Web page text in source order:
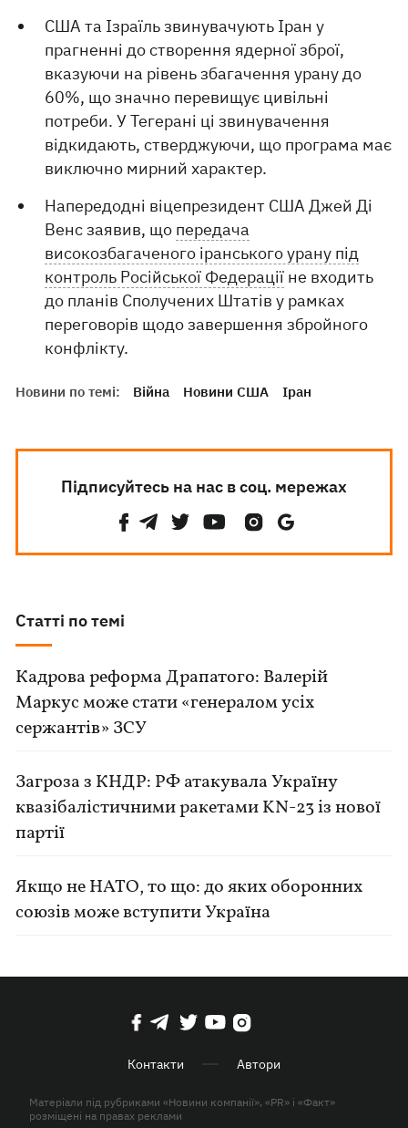
США та Ізраїль звинувачують Іран у
прагненні до створення ядерної зброї,
вказуючи на рівень збагачення урану до
60%, що значно перевищує цивільні
потреби. У Тегерані ці звинувачення
відкидають, стверджуючи, що програма має
виключно мирний характер.
Напередодні віцепрезидент США Джей Ді
Венс заявив, що передача
високозбагаченого іранського урану під
контроль Російської Федерації не входить
до планів Сполучених Штатів у рамках
переговорів щодо завершення збройного
конфлікту.
Новини по темі: Війна Новини США Іран
Підписуйтесь на нас в соц. мережах
Статті по темі
Кадрова реформа Драпатого: Валерій
Маркус може стати «генералом усіх
сержантів» ЗСУ
Загроза з КНДР: РФ атакувала Україну
квазібалістичними ракетами KN-23 із нової
партії
Якщо не НАТО, то що: до яких оборонних
союзів може вступити Україна
Контакти Автори
Матеріали під рубриками «Новини компанії», «PR» і «Факт»
розміщені на правах реклами